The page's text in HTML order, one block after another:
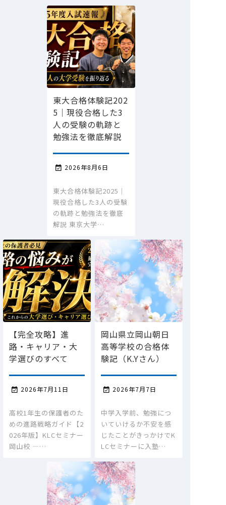
東大合格体験記202
5｜現役合格した3
人の受験の軌跡と
勉強法を徹底解説
 2026年8月6日
東大合格体験記2025｜
現役合格した3人の受験
の軌跡と勉強法を徹底
解説 東京大学…
【完全攻略】進
路・キャリア・大
学選びのすべて
 2026年7月11日
高校1年生の保護者のた
めの進路戦略ガイド【2
026年版】KLCセミナー
岡山校 ―…
岡山県立岡山朝日
高等学校の合格体
験記（K.Yさん）
 2026年7月7日
中学入学前、勉強につ
いていけるか不安を感
じたことがきっかけでK
LCセミナーに入塾…